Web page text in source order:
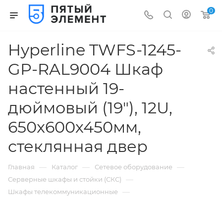
0
Hyperline TWFS-1245-
GP-RAL9004 Шкаф
настенный 19-
дюймовый (19"), 12U,
650x600х450мм,
стеклянная двер
Главная — Каталог — Сетевое оборудование —
Серверные шкафы и стойки (СКС) —
Шкафы телекоммуникационные —